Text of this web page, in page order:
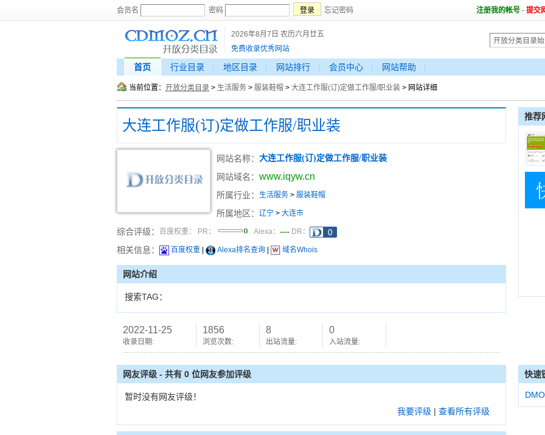
会员名 密码 忘记密码 注册我的帐号 - 提交
2026年8月7日 农历六月廿五
免费收录优秀网站
首页 行业目录 地区目录 网站排行 会员中心 网站帮助
当前位置： 开放分类目录 > 生活服务 > 服装鞋帽 > 大连工作服(订)定做工作服/职业装 > 网站详细
大连工作服(订)定做工作服/职业装
网站名称： 大连工作服(订)定做工作服/职业装
网站域名： www.iqyw.cn
所属行业： 生活服务 > 服装鞋帽
所属地区： 辽宁 > 大连市
综合评级： 百度权重： PR： Alexa： ---- DR：
相关信息： 百度权重 Alexa排名查询 域名Whois
网站介绍
搜索TAG：
2022-11-25
收录日期:
1856
浏览次数:
8
出站流量:
0
入站流量:
推荐
网友评级 - 共有 0 位网友参加评级
暂时没有网友评级！
我要评级 | 查看所有评级
快速